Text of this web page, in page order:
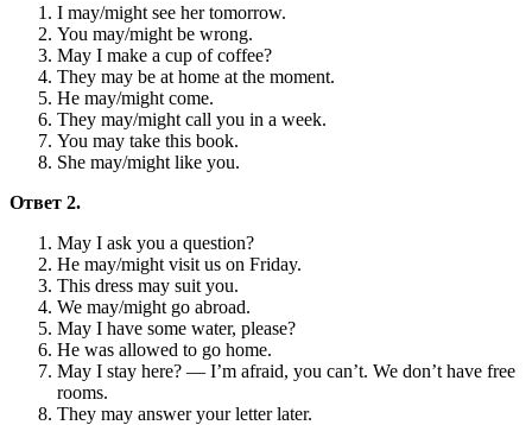
I may/might see her tomorrow.
You may/might be wrong.
May I make a cup of coffee?
They may be at home at the moment.
He may/might come.
They may/might call you in a week.
You may take this book.
She may/might like you.
Ответ 2.
May I ask you a question?
He may/might visit us on Friday.
This dress may suit you.
We may/might go abroad.
May I have some water, please?
He was allowed to go home.
May I stay here? — I’m afraid, you can’t. We don’t have free
rooms.
They may answer your letter later.